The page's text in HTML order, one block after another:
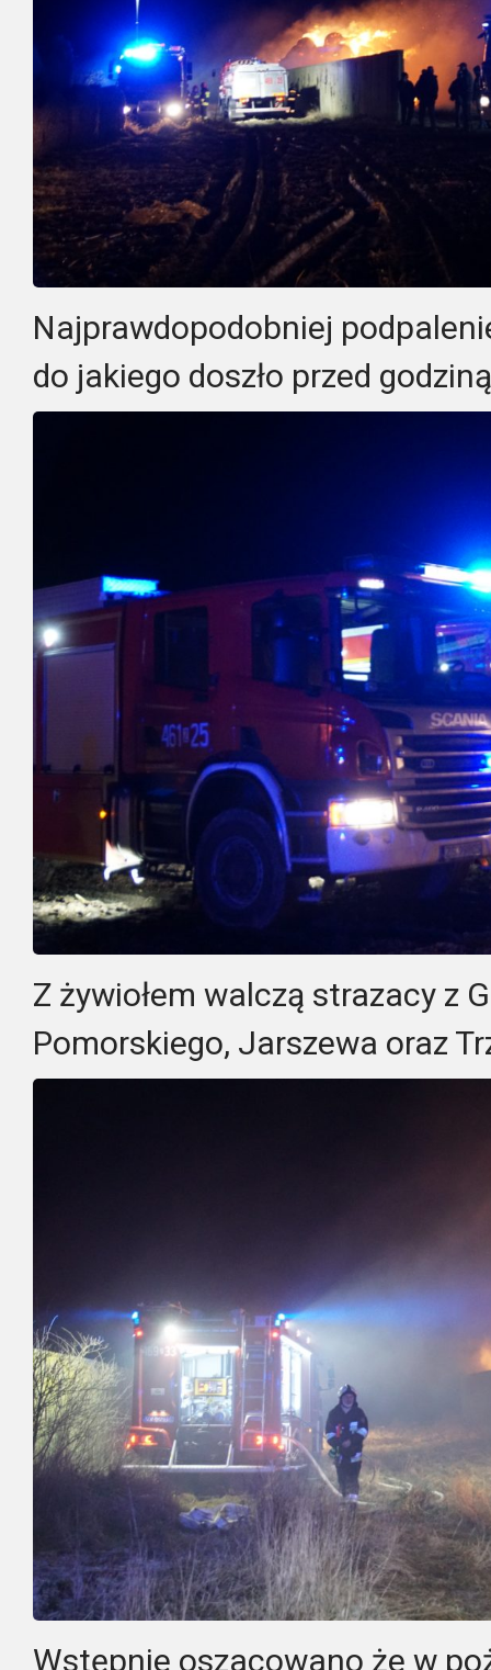
Najprawdopodobniej
do jakiego doszło przed
Z żywiołem walczą strazacy z
Pomorskiego, Jarszewa oraz
Wstępnie oszacowano że w